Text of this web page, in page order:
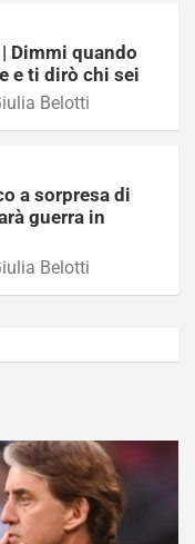
Dimmi quando
e ti dirò chi sei
Belotti
a sorpresa di
guerra in
Belotti